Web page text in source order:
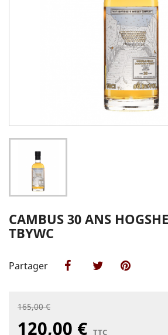
CAMBUS 30 ANS
TBYWC
Partager Partager Tweet
165,00 €
120,00 € TTC